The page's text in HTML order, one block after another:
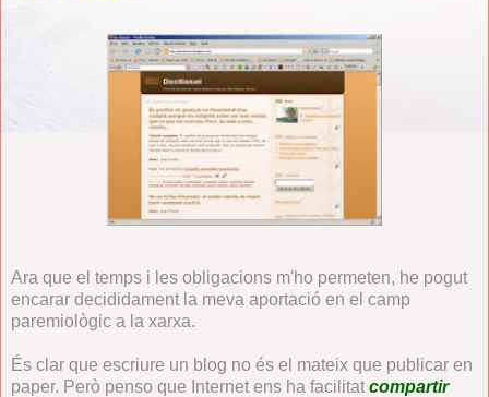
Ara que el temps i les obligacions m'ho permeten, he pogut
encarar decididament la meva aportació en el camp
paremiològic a la xarxa.
És clar que escriure un blog no és el mateix que publicar en
paper. Però penso que Internet ens ha facilitat compartir